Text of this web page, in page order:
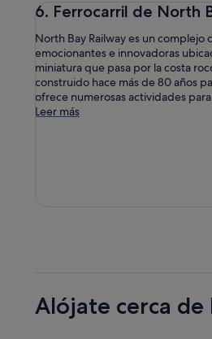
6. Ferrocarril de North
North Bay Railway es un complejo
emocionantes e innovadoras
miniatura que pasa por la costa
construido hace más de 80 años
ofrece numerosas actividades
Leer más
Alójate cerca de